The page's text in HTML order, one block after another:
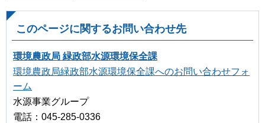
このページに関するお問い合わせ先
環境農政局 緑政部水源環境保全課
環境農政局緑政部水源環境保全課へのお問い合わせフォ
ーム
水源事業グループ
電話：045-285-0336